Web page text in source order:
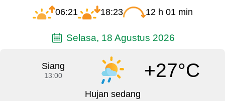
06:21 18:23 12 h 01 min
Selasa, 18 Agustus 2026
Siang
13:00 +27°C
Hujan sedang